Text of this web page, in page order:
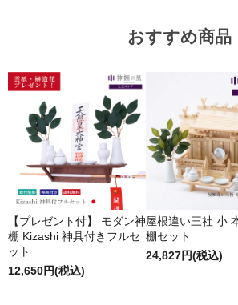
おすすめ商品
【プレゼント付】 モダン神
棚 Kizashi 神具付きフルセ
ット
12,650円(税込)
屋根違い三社 小
棚セット
24,827円(税込)